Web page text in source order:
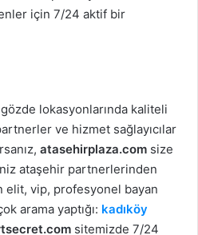
için 7/24 aktif bir
lokasyonlarında kaliteli
ve hizmet sağlayıcılar
atasehirplaza.com size
ataşehir partnerlerinden
elit, vip, profesyonel bayan
arama yaptığı: kadıköy
sitemizde 7/24